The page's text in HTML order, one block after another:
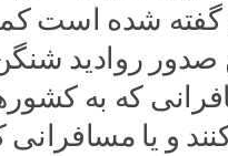
گفته شده است
صدور روادید
که به
و یا مسافرانی